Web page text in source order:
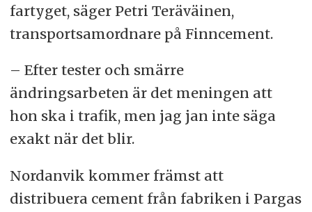
fartyget, säger Petri Teräväinen,
transportsamordnare på Finncement.
– Efter tester och smärre
ändringsarbeten är det meningen att
hon ska i trafik, men jag jan inte säga
exakt när det blir.
Nordanvik kommer främst att
distribuera cement från fabriken i Pargas